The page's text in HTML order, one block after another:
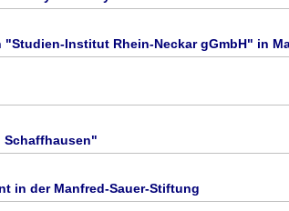
Institut Rhein-Neckar gGmbH" in
in der Manfred-Sauer-Stiftung